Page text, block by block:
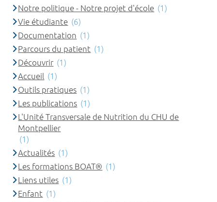
Notre politique - Notre projet d'école (1)
Vie étudiante (6)
Documentation (1)
Parcours du patient (1)
Découvrir (1)
Accueil (1)
Outils pratiques (1)
Les publications (1)
L'Unité Transversale de Nutrition du CHU de
Montpellier
(1)
Actualités (1)
Les formations BOAT® (1)
Liens utiles (1)
Enfant (1)